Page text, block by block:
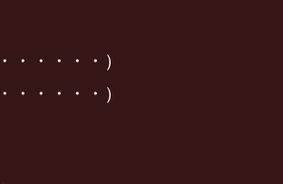
・・・・）
・・・・）